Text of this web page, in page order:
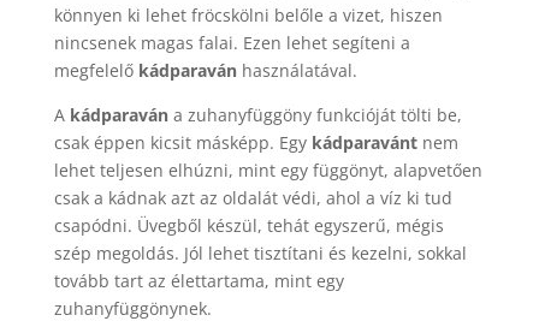
könnyen ki lehet fröcskölni belőle a vizet, hiszen
nincsenek magas falai. Ezen lehet segíteni a
megfelelő kádparavánhasználatával.
A kádparavána zuhanyfüggöny funkcióját tölti be,
csak éppen kicsit másképp. Egy kádparavántnem
lehet teljesen elhúzni, mint egy függönyt, alapvetően
csak a kádnak azt az oldalát védi, ahol a víz ki tud
csapódni. Üvegből készül, tehát egyszerű, mégis
szép megoldás. Jól lehet tisztítani és kezelni, sokkal
tovább tart az élettartama, mint egy
zuhanyfüggönynek.